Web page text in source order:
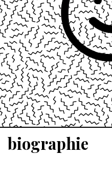
biographie